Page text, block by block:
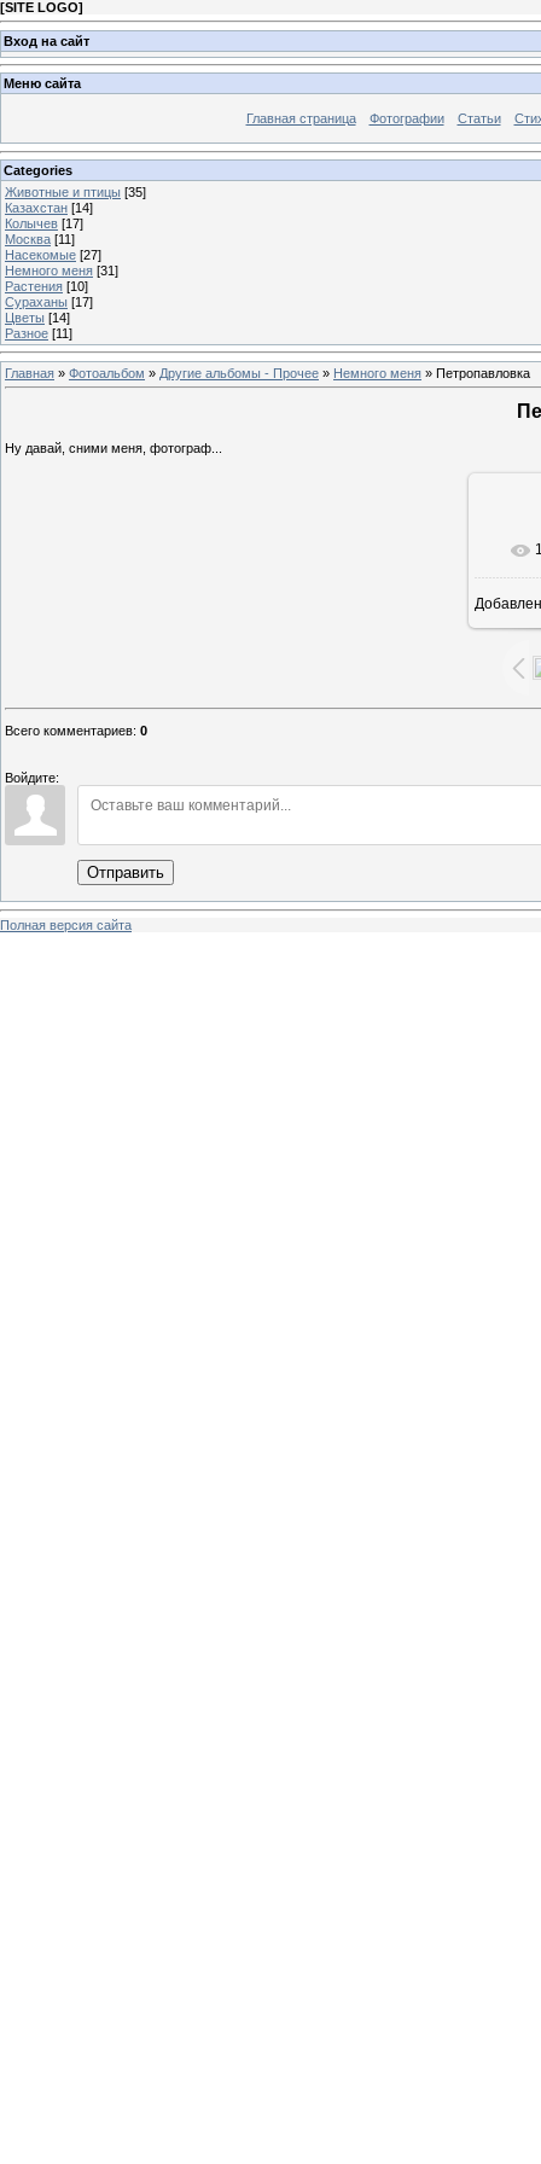
[SITE LOGO]
Вход на сайт
Меню сайта
Главная страница Фотографии Статьи
Categories
Животные и птицы [35]
Казахстан [14]
Колычев [17]
Москва [11]
Насекомые [27]
Немного меня [31]
Растения [10]
Сураханы [17]
Цветы [14]
Разное [11]
Главная » Фотоальбом » Другие альбомы - Прочее » Немного меня » Петропавловка
Ну давай, сними меня, фотограф...
Всего комментариев: 0
Войдите:
Отправить
Полная версия сайта